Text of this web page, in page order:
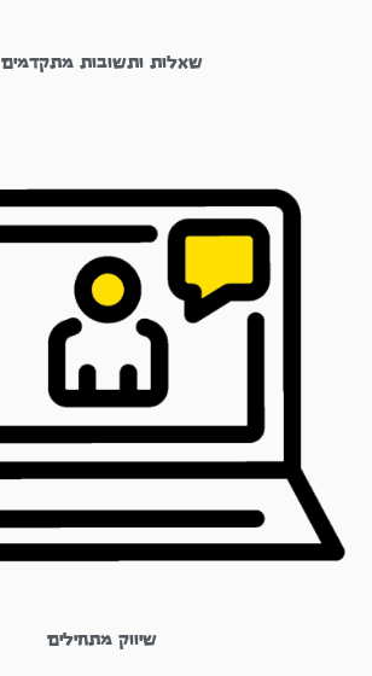
שאלות ותשובות מתקדמים
שיווק מתחילים